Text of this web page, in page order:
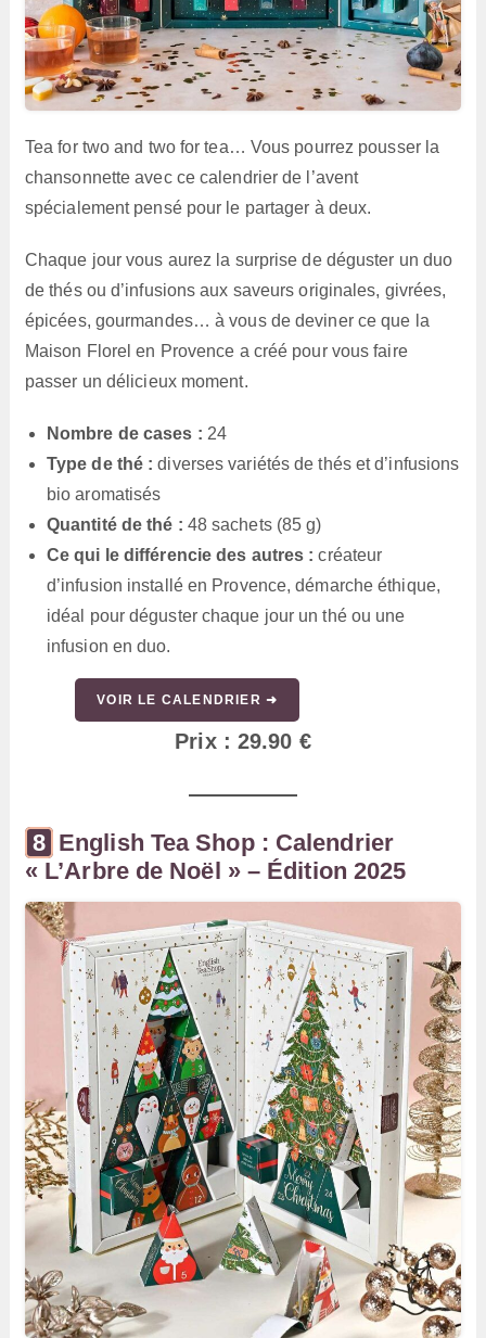
Tea for two and two for tea… Vous pourrez pousser la
chansonnette avec ce calendrier de l’avent
spécialement pensé pour le partager à deux.
Chaque jour vous aurez la surprise de déguster un duo
de thés ou d’infusions aux saveurs originales, givrées,
épicées, gourmandes… à vous de deviner ce que la
Maison Florel en Provence a créé pour vous faire
passer un délicieux moment.
Nombre de cases : 24
Type de thé : diverses variétés de thés et d’infusions
bio aromatisés
Quantité de thé : 48 sachets (85 g)
Ce qui le différencie des autres : créateur
d’infusion installé en Provence, démarche éthique,
idéal pour déguster chaque jour un thé ou une
infusion en duo.
VOIR LE CALENDRIER ➜
Prix : 29.90 €
English Tea Shop : Calendrier
« L’Arbre de Noël » – Édition 2025